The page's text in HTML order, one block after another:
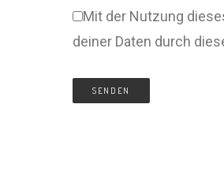
Mit der Nutzung
deiner Daten durch